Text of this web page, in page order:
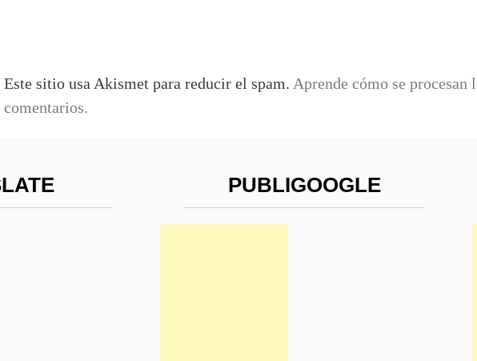
Este sitio usa Akismet para reducir el spam. Aprende cómo se procesan
comentarios.
PUBLIGOOGLE